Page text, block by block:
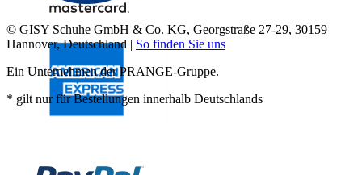
© GISY Schuhe GmbH & Co. KG, Georgstraße 27-29, 30159
Hannover, Deutschland | So finden Sie uns
Ein Unternehmen der PRANGE-Gruppe.
* gilt nur für Bestellungen innerhalb Deutschlands